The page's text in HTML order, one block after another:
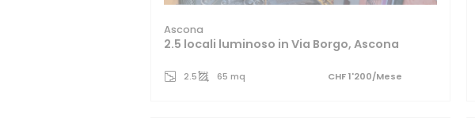
Ascona
2.5 locali luminoso in Via Borgo, Ascona
2.5 65 mq CHF 1'200/Mese